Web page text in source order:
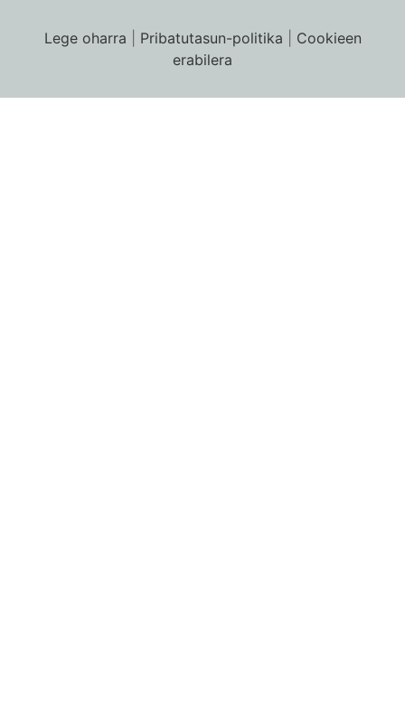
Lege oharra Pribatutasun-politika
Cookieen
erabilera